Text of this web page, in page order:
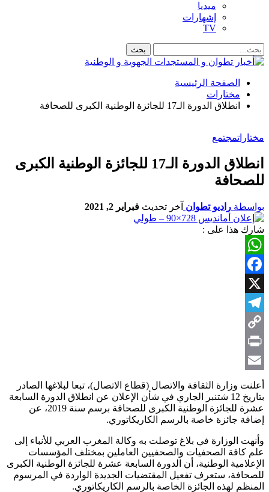
ميديا
إشهارات
TV
الصفحة الرئيسية
مختارات
انطلاق الدورة الـ17 للجائزة الوطنية الكبرى للصحافة
مختاراتمجتمع
انطلاق الدورة الـ17 للجائزة الوطنية الكبرى
للصحافة
بواسطة راديو تطوان آخر تحديث فبراير 2, 2021
شارك هذا على :
WhatsApp
Facebook
X
Telegram
Copy
Link
Print
Email
أعلنت وزارة الثقافة والاتصال (قطاع الاتصال)، تبعا لبلاغها الصادر
بتاريخ 12 شتنبر الجاري في شأن الإعلان عن انطلاق الدورة السابعة
عشرة للجائزة الوطنية الكبرى للصحافة برسم سنة 2019، عن
إضافة جائزة خاصة بالرسم الكاريكاتوري.
وأنهت الوزارة في بلاغ توصلت به وكالة المغرب العربي للأنباء إلى
علم كافة الصحفيات والصحفيين العاملين بمختلف المؤسسات
الإعلامية الوطنية، أن الدورة السابعة عشرة للجائزة الوطنية الكبرى
للصحافة، ستعرف تفعيل المقتضيات الجديدة الواردة في المرسوم
المنظم لهذه الجائزة الخاصة بالرسم الكاريكاتوري.